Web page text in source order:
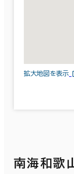
拡大地図を表示
南海和歌